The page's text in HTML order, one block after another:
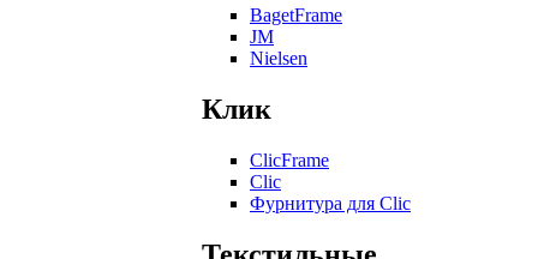
BagetFrame
JM
Nielsen
Клик
ClicFrame
Clic
Фурнитура для Clic